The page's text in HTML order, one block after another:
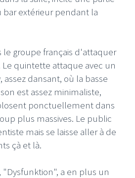
bar extérieur pendant la
le groupe français d'attaquer
Le quintette attaque avec un
assez dansant, où la basse
est assez minimaliste,
ponctuellement dans
plus massives. Le public
mais se laisse aller à de
çà et là.
a en plus un